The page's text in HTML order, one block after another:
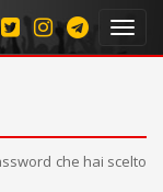
che hai scelto